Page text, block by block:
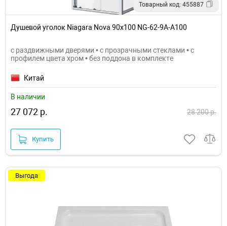
Товарный код: 455887
Душевой уголок Niagara Nova 90х100 NG-62-9A-A100
с раздвижными дверями • с прозрачными стеклами • с
профилем цвета хром • без поддона в комплекте
Китай
В наличии
27 072 р. 28 200 р.
Купить
Выгода